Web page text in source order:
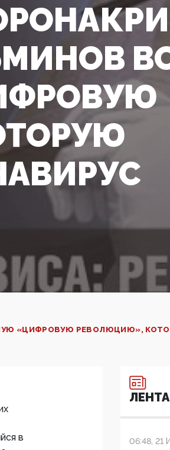
«ЦИФРОВУЮ РЕВОЛЮЦИЮ»,
в
06:48, 21